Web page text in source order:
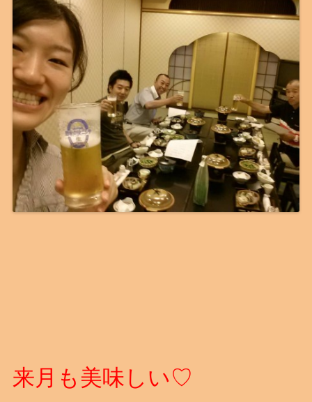
来月も美味しい♡